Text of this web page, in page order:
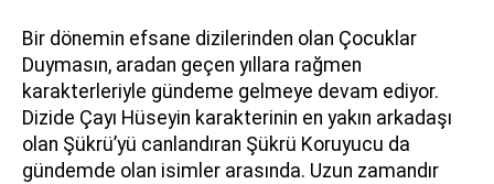
Bir dönemin efsane dizilerinden olan Çocuklar
Duymasın, aradan geçen yıllara rağmen
karakterleriyle gündeme gelmeye devam ediyor.
Dizide Çayı Hüseyin karakterinin en yakın arkadaşı
olan Şükrü’yü canlandıran Şükrü Koruyucu da
gündemde olan isimler arasında. Uzun zamandır